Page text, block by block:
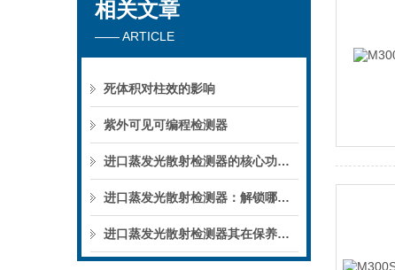
相关文章
—— ARTICLE
死体积对柱效的影响
紫外可见可编程检测器
进口蒸发光散射检测器的核心功能，为何成为实验室的“硬核底气”？
进口蒸发光散射检测器：解锁哪些领域的核心检测密码？
进口蒸发光散射检测器其在保养方面是尤为讲究的